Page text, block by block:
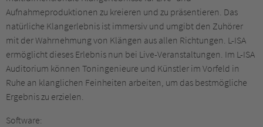
Aufnahmeproduktionen zu kreieren und zu präsentieren. Das
natürliche Klangerlebnis ist immersiv und umgibt den Zuhörer
mit der Wahrnehmung von Klängen aus allen Richtungen. L-ISA
ermöglicht dieses Erlebnis nun bei Live-Veranstaltungen. Im L-ISA
Auditorium können Toningenieure und Künstler im Vorfeld in
Ruhe an klanglichen Feinheiten arbeiten, um das bestmögliche
Ergebnis zu erzielen.
Software: